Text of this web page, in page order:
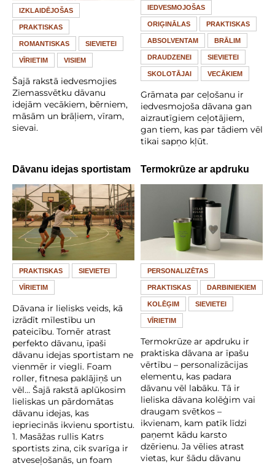
IZKLAIDĒJOŠAS
PRAKTISKAS
ROMANTISKAS SIEVIETEI
VĪRIETIM VISIEM
Šajā rakstā iedvesmojies
Ziemassvētku dāvanu
idejām vecākiem, bērniem,
māsām un brāļiem, vīram,
sievai.
IEDVESMOJOŠAS
ORIĢINĀLAS PRAKTISKAS
ABSOLVENTAM BRĀLIM
DRAUDZENEI SIEVIETEI
SKOLOTĀJAI VECĀKIEM
Grāmata par ceļošanu ir
iedvesmojoša dāvana gan
aizrautīgiem ceļotājiem,
gan tiem, kas par tādiem vēl
tikai sapņo kļūt.
Dāvanu idejas sportistam
PRAKTISKAS SIEVIETEI
VĪRIETIM
Dāvana ir lielisks veids, kā
izrādīt mīlestību un
pateicību. Tomēr atrast
perfekto dāvanu, īpaši
dāvanu idejas sportistam ne
vienmēr ir viegli. Foam
roller, fitnesa paklājiņš un
vēl… Šajā rakstā aplūkosim
lieliskas un pārdomātas
dāvanu idejas, kas
iepriecinās ikvienu sportistu.
1. Masāžas rullis Katrs
sportists zina, cik svarīga ir
atveseļošanās, un foam
Termokrūze ar apdruku
PERSONALIZĒTAS
PRAKTISKAS DARBINIEKIEM
KOLĒĢIM SIEVIETEI
VĪRIETIM
Termokrūze ar apdruku ir
praktiska dāvana ar īpašu
vērtību – personalizācijas
elementu, kas padara
dāvanu vēl labāku. Tā ir
lieliska dāvana kolēģim vai
draugam svētkos –
ikvienam, kam patīk līdzi
paņemt kādu karsto
dzērienu. Ja vēlies atrast
vietas, kur šādu dāvanu